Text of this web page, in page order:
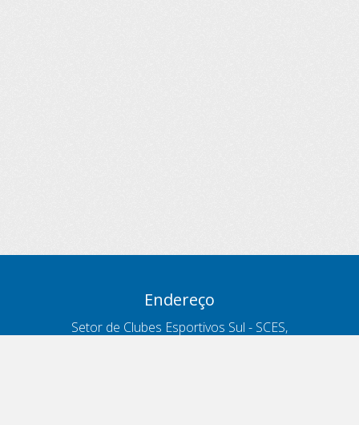
Endereço
Setor de Clubes Esportivos Sul - SCES,